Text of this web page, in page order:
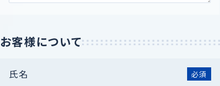
お客様について
氏名 必須